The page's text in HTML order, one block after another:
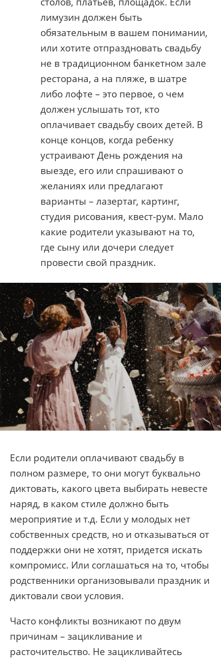
лимузин должен быть
обязательным в вашем понимании,
или хотите отпраздновать свадьбу
не в традиционном банкетном зале
ресторана, а на пляже, в шатре
либо лофте – это первое, о чем
должен услышать тот, кто
оплачивает свадьбу своих детей. В
конце концов, когда ребенку
устраивают День рождения на
выезде, его или спрашивают о
желаниях или предлагают
варианты – лазертаг, картинг,
студия рисования, квест-рум. Мало
какие родители указывают на то,
где сыну или дочери следует
провести свой праздник.
Если родители оплачивают свадьбу в
полном размере, то они могут буквально
диктовать, какого цвета выбирать невесте
наряд, в каком стиле должно быть
мероприятие и т.д. Если у молодых нет
собственных средств, но и отказываться от
поддержки они не хотят, придется искать
компромисс. Или соглашаться на то, чтобы
родственники организовывали праздник и
диктовали свои условия.
Часто конфликты возникают по двум
причинам – зацикливание и
расточительство. Не зацикливайтесь